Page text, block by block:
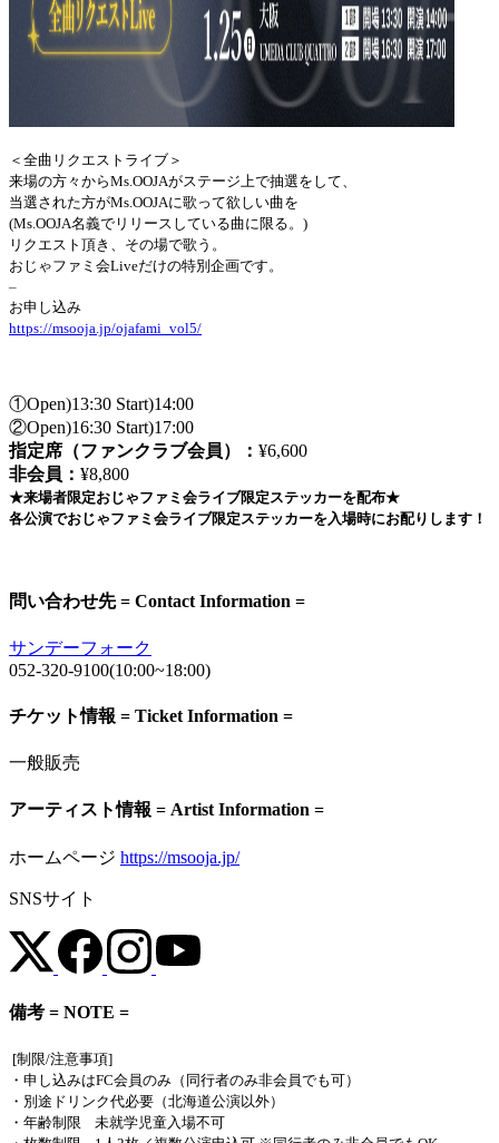
＜全曲リクエストライブ＞
来場の方々からMs.OOJAがステージ上で抽選をして、
当選された方がMs.OOJAに歌って欲しい曲を
(Ms.OOJA名義でリリースしている曲に限る。)
リクエスト頂き、その場で歌う。
おじゃファミ会Liveだけの特別企画です。
–
お申し込み
https://msooja.jp/ojafami_vol5/
①Open)13:30 Start)14:00
②Open)16:30 Start)17:00
指定席（ファンクラブ会員）： ¥6,600
非会員： ¥8,800
★来場者限定おじゃファミ会ライブ限定ステッカーを配布★
各公演でおじゃファミ会ライブ限定ステッカーを入場時にお配りします！
問い合わせ先 = Contact Information =
サンデーフォーク
052-320-9100(10:00~18:00)
チケット情報 = Ticket Information =
一般販売
アーティスト情報 = Artist Information =
ホームページ https://msooja.jp/
SNSサイト
備考 = NOTE =
[制限/注意事項]
・申し込みはFC会員のみ（同行者のみ非会員でも可）
・別途ドリンク代必要（北海道公演以外）
・年齢制限 未就学児童入場不可